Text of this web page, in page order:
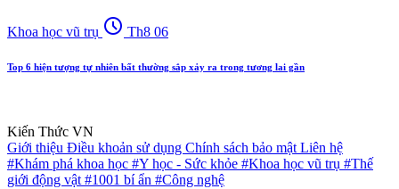
Khoa học vũ trụ schedule Th8 06
Top 6 hiện tượng tự nhiên bất thường sắp xảy ra trong tương lai gần
Kiến Thức VN
Giới thiệu Điều khoản sử dụng Chính sách bảo mậtLiên hệ
#Khám phá khoa học #Y học - Sức khỏe #Khoa học vũ trụ #Thế
giới động vật#1001 bí ẩn #Công nghệ